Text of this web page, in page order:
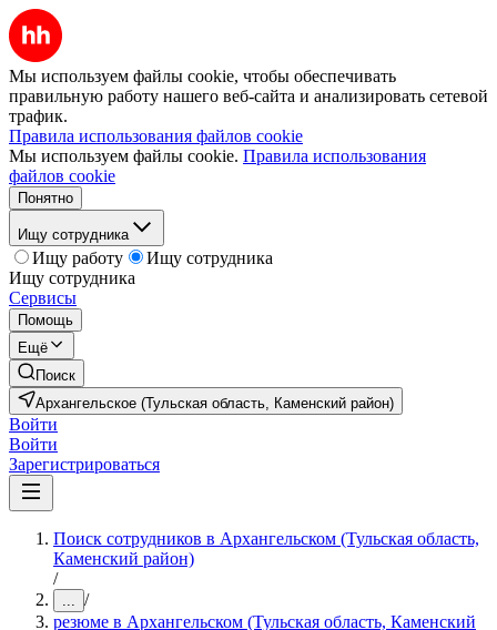
Мы используем файлы cookie, чтобы обеспечивать
правильную работу нашего веб-сайта и анализировать сетевой
трафик.
Правила использования файлов cookie
Мы используем файлы cookie. Правила использования
файлов cookie
Понятно
Ищу сотрудника
Ищу работу
Ищу сотрудника
Ищу сотрудника
Сервисы
Помощь
Ещё
Поиск
Архангельское (Тульская область, Каменский район)
Войти
Войти
Зарегистрироваться
Поиск сотрудников в Архангельском (Тульская область,
Каменский район)
/
... /
резюме в Архангельском (Тульская область, Каменский